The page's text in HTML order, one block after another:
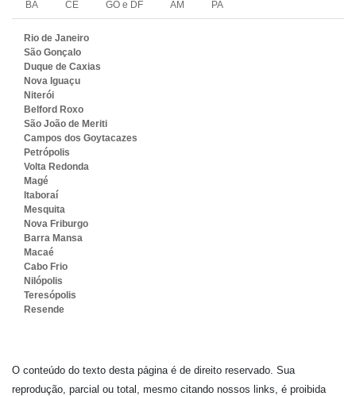
BA CE GO e DF AM PA
Rio de Janeiro
São Gonçalo
Duque de Caxias
Nova Iguaçu
Niterói
Belford Roxo
São João de Meriti
Campos dos Goytacazes
Petrópolis
Volta Redonda
Magé
Itaboraí
Mesquita
Nova Friburgo
Barra Mansa
Macaé
Cabo Frio
Nilópolis
Teresópolis
Resende
O conteúdo do texto desta página é de direito reservado. Sua
reprodução, parcial ou total, mesmo citando nossos links, é proibida